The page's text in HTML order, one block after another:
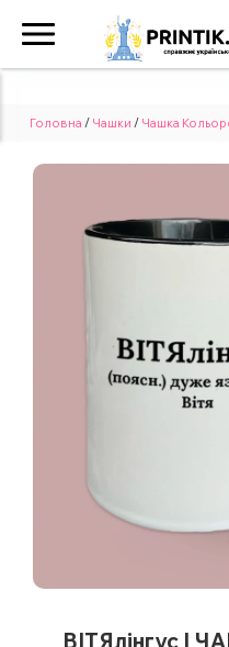
Головна / Чашки / Чашка
ВІТЯлінгус |